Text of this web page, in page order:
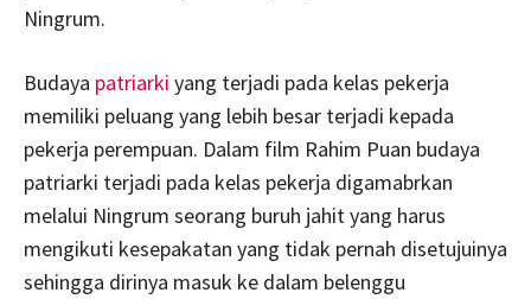
Ningrum.
Budaya patriarki yang terjadi pada kelas pekerja
memiliki peluang yang lebih besar terjadi kepada
pekerja perempuan. Dalam film Rahim Puan budaya
patriarki terjadi pada kelas pekerja digamabrkan
melalui Ningrum seorang buruh jahit yang harus
mengikuti kesepakatan yang tidak pernah disetujuinya
sehingga dirinya masuk ke dalam belenggu